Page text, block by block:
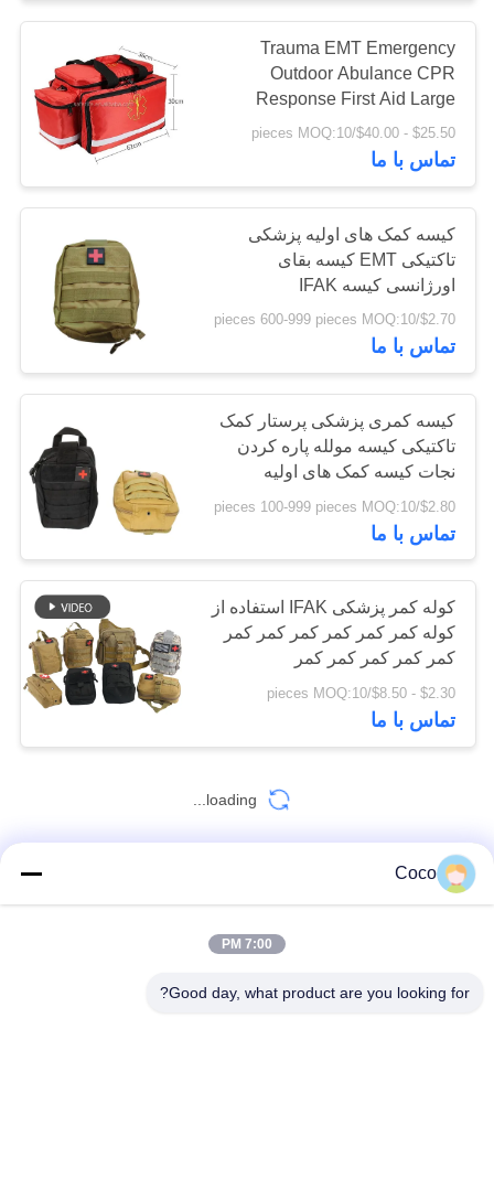
Trauma EMT Emergency
Outdoor Abulance CPR
Response First Aid Large
Capacity With Shoulder Strap
Bag
$25.50 - $40.00/pieces MOQ:10
تماس با ما
کیسه کمک های اولیه پزشکی
تاکتیکی EMT کیسه بقای
اورژانسی کیسه IFAK
$2.70/pieces 600-999 pieces MOQ:10
تماس با ما
کیسه کمری پزشکی پرستار کمک
تاکتیکی کیسه مولله پاره کردن
نجات کیسه کمک های اولیه
$2.80/pieces 100-999 pieces MOQ:10
تماس با ما
کوله کمر پزشکی IFAK استفاده از
کوله کمر کمر کمر کمر کمر کمر
کمر کمر کمر کمر کمر
$2.30 - $8.50/pieces MOQ:10
تماس با ما
loading...
Coco
7:00 PM
Good day, what product are you looking for?